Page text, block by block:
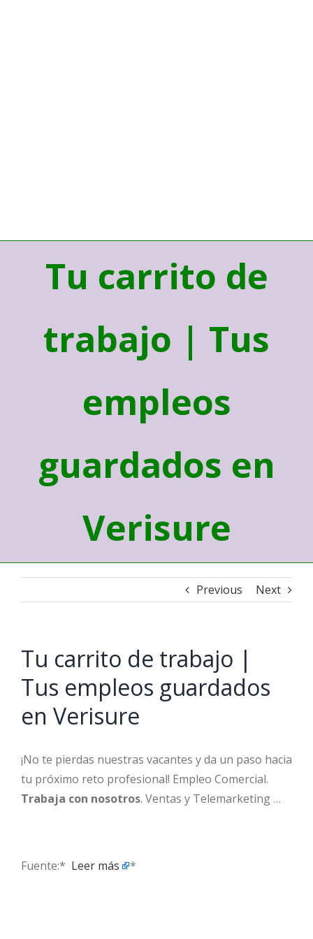
Tu carrito de
trabajo | Tus
empleos
guardados en
Verisure
Previous Next
Tu carrito de trabajo |
Tus empleos guardados
en Verisure
¡No te pierdas nuestras vacantes y da un paso hacia
tu próximo reto profesional! Empleo Comercial.
Trabaja con nosotros. Ventas y Telemarketing …
Fuente:* ​ Leer más *